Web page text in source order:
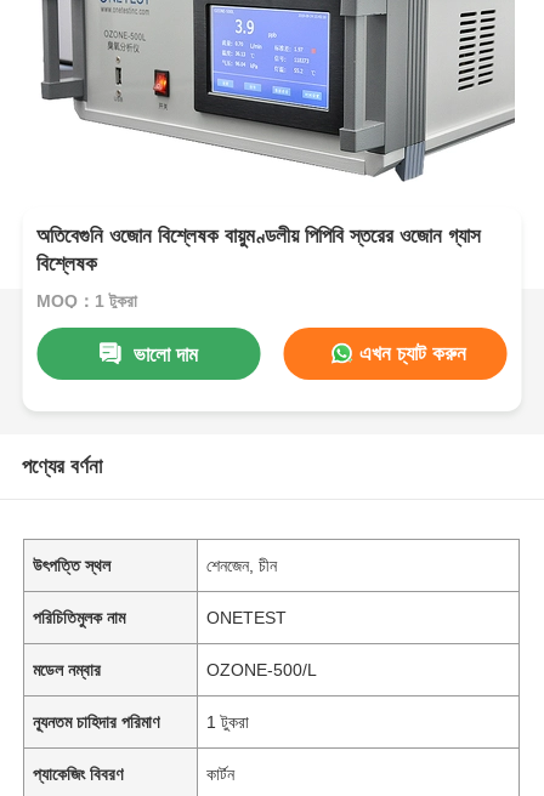
অতিবেগুনি ওজোন বিশ্লেষক বায়ুমণ্ডলীয় পিপিবি স্তরের ওজোন গ্যাস
বিশ্লেষক
MOQ：1 টুকরা
ভালো দাম এখন চ্যাট করুন
পণ্যের বর্ণনা
উৎপত্তি স্থল শেনজেন, চীন
পরিচিতিমুলক নাম ONETEST
মডেল নম্বার OZONE-500/L
ন্যূনতম চাহিদার পরিমাণ 1 টুকরা
প্যাকেজিং বিবরণ কার্টন